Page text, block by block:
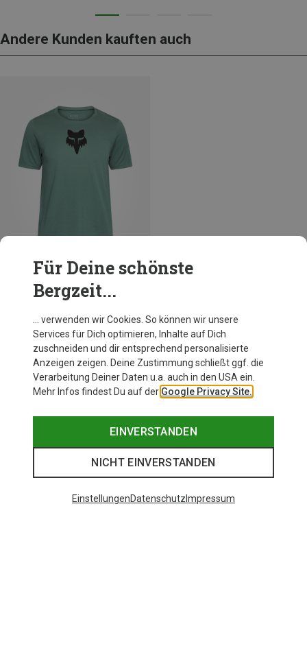
Andere Kunden kauften auch
Kinder Ranger Fox Head Trikot
116|124
128|134
Für Deine schönste
Bergzeit...
… verwenden wir Cookies. So können wir unsere
Services für Dich optimieren, Inhalte auf Dich
zuschneiden und dir entsprechend personalisierte
Anzeigen zeigen. Deine Zustimmung schließt ggf. die
Verarbeitung Deiner Daten u.a. auch in den USA ein.
Mehr Infos findest Du auf der Google Privacy Site.
EINVERSTANDEN
NICHT EINVERSTANDEN
EinstellungenDatenschutz Impressum